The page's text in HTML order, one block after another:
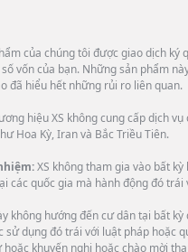
của chúng tôi được giao dịch ký
vốn của bạn. Những sản phẩm
đã hiểu hết những rủi ro liên quan.
hiệu XS không cung cấp dịch
Hoa Kỳ, Iran và Bắc Triều Tiên.
XS không tham gia vào bất
các quốc gia mà hành động đó
không hướng đến cư dân tại bất kỳ
sử dụng đó trái với luật pháp hoặc
khuyến nghị hoặc chào mời